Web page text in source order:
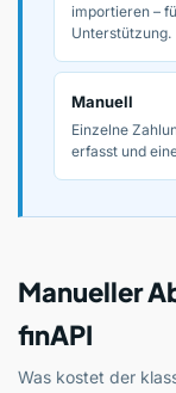
importieren –
Unterstützung.
Manuell
Einzelne
erfasst und
Manueller
finAPI
Was kostet der